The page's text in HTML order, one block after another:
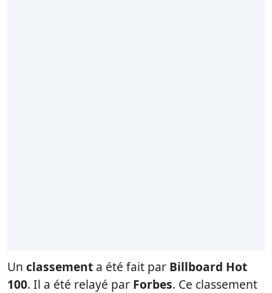
Un classement a été fait par Billboard Hot
100. Il a été relayé par Forbes. Ce classement